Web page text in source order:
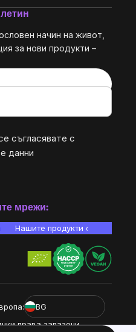
начин на живот,
за нови продукти –
съгласявате с
данни
мрежи:
Нашите продукти са
BG
права запазени.